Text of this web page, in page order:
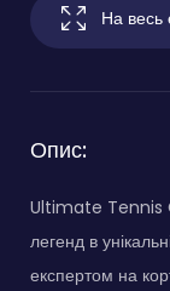
На весь
Опис:
Ultimate Tennis
легенд в
експертом на